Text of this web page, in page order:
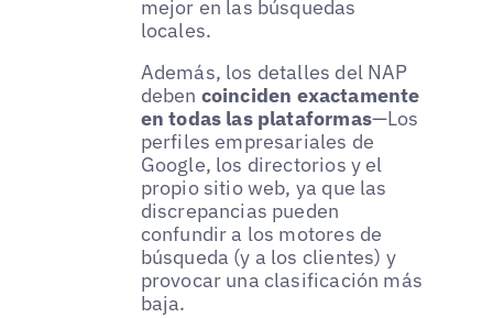
mejor en las búsquedas
locales.
Además, los detalles del NAP
deben coinciden exactamente
en todas las plataformas—Los
perfiles empresariales de
Google, los directorios y el
propio sitio web, ya que las
discrepancias pueden
confundir a los motores de
búsqueda (y a los clientes) y
provocar una clasificación más
baja.